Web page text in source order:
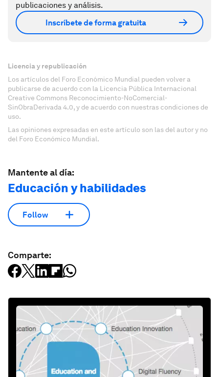
publicaciones y análisis.
Inscríbete de forma gratuita
Licencia y republicación
Los artículos del Foro Económico Mundial pueden volver a
publicarse de acuerdo con la Licencia Pública Internacional
Creative Commons Reconocimiento-NoComercial-
SinObraDerivada 4.0, y de acuerdo con nuestras condiciones de
uso.
Las opiniones expresadas en este artículo son las del autor y no
del Foro Económico Mundial.
Mantente al día:
Educación y habilidades
Follow
Comparte: